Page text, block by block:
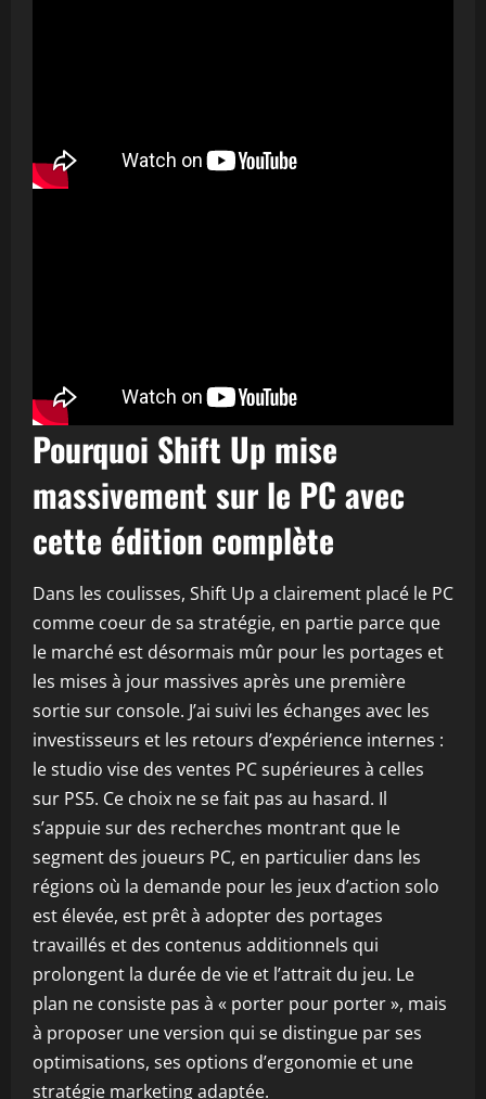
Pourquoi Shift Up mise
massivement sur le PC avec
cette édition complète
Dans les coulisses, Shift Up a clairement placé le PC
comme coeur de sa stratégie, en partie parce que
le marché est désormais mûr pour les portages et
les mises à jour massives après une première
sortie sur console. J’ai suivi les échanges avec les
investisseurs et les retours d’expérience internes :
le studio vise des ventes PC supérieures à celles
sur PS5. Ce choix ne se fait pas au hasard. Il
s’appuie sur des recherches montrant que le
segment des joueurs PC, en particulier dans les
régions où la demande pour les jeux d’action solo
est élevée, est prêt à adopter des portages
travaillés et des contenus additionnels qui
prolongent la durée de vie et l’attrait du jeu. Le
plan ne consiste pas à « porter pour porter », mais
à proposer une version qui se distingue par ses
optimisations, ses options d’ergonomie et une
stratégie marketing adaptée.